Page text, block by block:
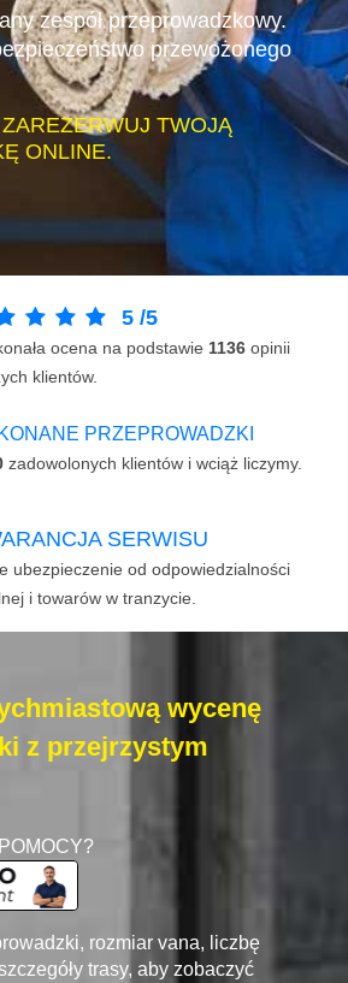
zespół przeprowadzkowy.
przewożonego
TWOJĄ
ONLINE.
5 /5
ocena na podstawie 1136 opinii
klientów.
PRZEPROWADZKI
zadowolonych klientów i wciąż liczymy.
SERWISU
ubezpieczenie od odpowiedzialności
i towarów w tranzycie.
wycenę
z przejrzystym
rozmiar vana, liczbę
trasy, aby zobaczyć